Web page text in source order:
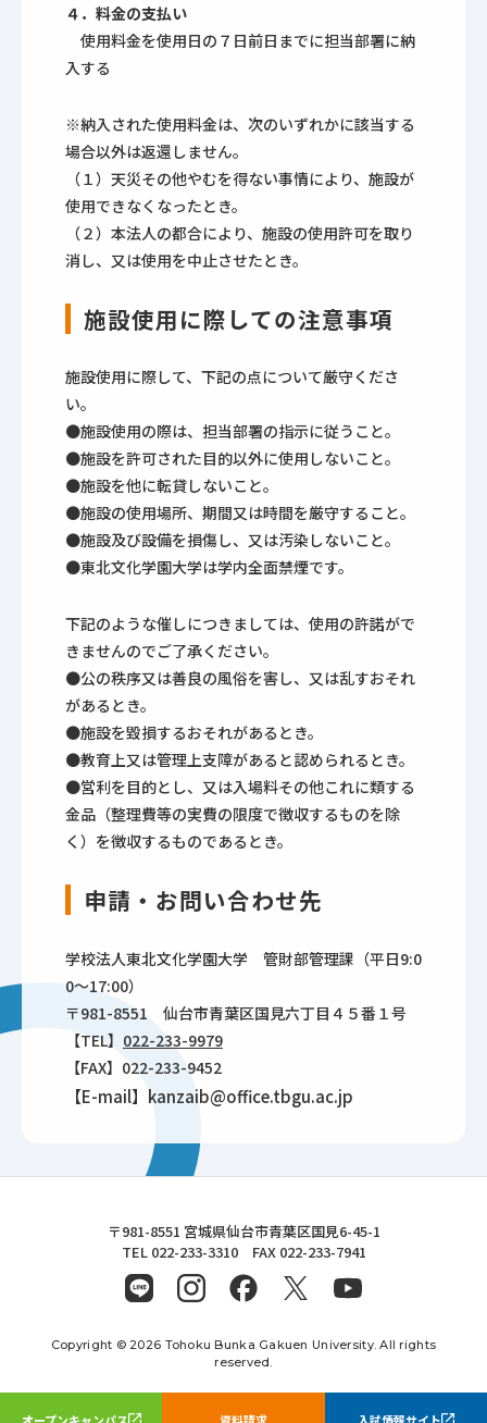
オープンキャンパス 資料請求 入試情報サイト
４．料金の支払い
使用料金を使用日の７日前日までに担当部署に納
入する
※納入された使用料金は、次のいずれかに該当する
場合以外は返還しません。
（１）天災その他やむを得ない事情により、施設が
使用できなくなったとき。
（２）本法人の都合により、施設の使用許可を取り
消し、又は使用を中止させたとき。
施設使用に際しての注意事項
施設使用に際して、下記の点について厳守くださ
い。
●施設使用の際は、担当部署の指示に従うこと。
●施設を許可された目的以外に使用しないこと。
●施設を他に転貸しないこと。
●施設の使用場所、期間又は時間を厳守すること。
●施設及び設備を損傷し、又は汚染しないこと。
●東北文化学園大学は学内全面禁煙です。
下記のような催しにつきましては、使用の許諾がで
きませんのでご了承ください。
●公の秩序又は善良の風俗を害し、又は乱すおそれ
があるとき。
●施設を毀損するおそれがあるとき。
●教育上又は管理上支障があると認められるとき。
●営利を目的とし、又は入場料その他これに類する
金品（整理費等の実費の限度で徴収するものを除
く）を徴収するものであるとき。
申請・お問い合わせ先
学校法人東北文化学園大学 管財部管理課（平日9:0
0～17:00）
〒981-8551 仙台市青葉区国見六丁目４５番１号
【TEL】 022-233-9979
【FAX】022-233-9452
【E-mail】kanzaib@office.tbgu.ac.jp
東北文化学園大学
〒981-8551 宮城県仙台市青葉区国見6-45-1
TEL 022-233-3310 FAX 022-233-7941
Copyright © 2026 Tohoku Bunka Gakuen University. All rights
reserved.